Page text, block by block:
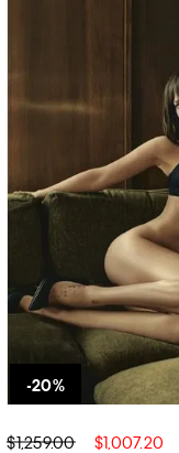
$1,259.00 $1,007.20